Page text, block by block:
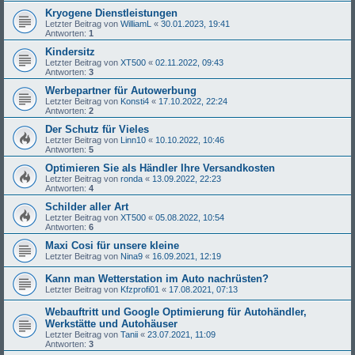
Kryogene Dienstleistungen
Letzter Beitrag von WilliamL « 30.01.2023, 19:41
Antworten: 1
Kindersitz
Letzter Beitrag von XT500 « 02.11.2022, 09:43
Antworten: 3
Werbepartner für Autowerbung
Letzter Beitrag von Konsti4 « 17.10.2022, 22:24
Antworten: 2
Der Schutz für Vieles
Letzter Beitrag von Linn10 « 10.10.2022, 10:46
Antworten: 5
Optimieren Sie als Händler Ihre Versandkosten
Letzter Beitrag von ronda « 13.09.2022, 22:23
Antworten: 4
Schilder aller Art
Letzter Beitrag von XT500 « 05.08.2022, 10:54
Antworten: 6
Maxi Cosi für unsere kleine
Letzter Beitrag von Nina9 « 16.09.2021, 12:19
Kann man Wetterstation im Auto nachrüsten?
Letzter Beitrag von Kfzprofi01 « 17.08.2021, 07:13
Webauftritt und Google Optimierung für Autohändler,
Werkstätte und Autohäuser
Letzter Beitrag von Tanii « 23.07.2021, 11:09
Antworten: 3